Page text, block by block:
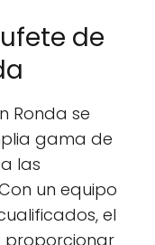
de
Ronda se
gama de
las
un equipo
el
proporcionar